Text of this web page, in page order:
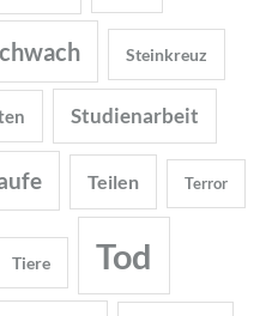
Steinkreuz
Studienarbeit
Teilen Terror
Tiere Tod